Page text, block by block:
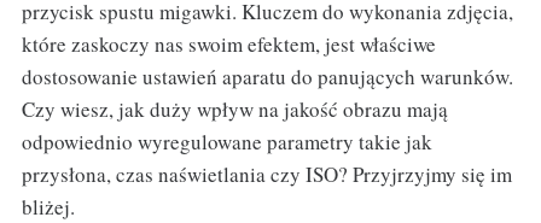
przycisk spustu migawki. Kluczem do wykonania zdjęcia,
które zaskoczy nas swoim efektem, jest właściwe
dostosowanie ustawień aparatu do panujących warunków.
Czy wiesz, jak duży wpływ na jakość obrazu mają
odpowiednio wyregulowane parametry takie jak
przysłona, czas naświetlania czy ISO? Przyjrzyjmy się im
bliżej.